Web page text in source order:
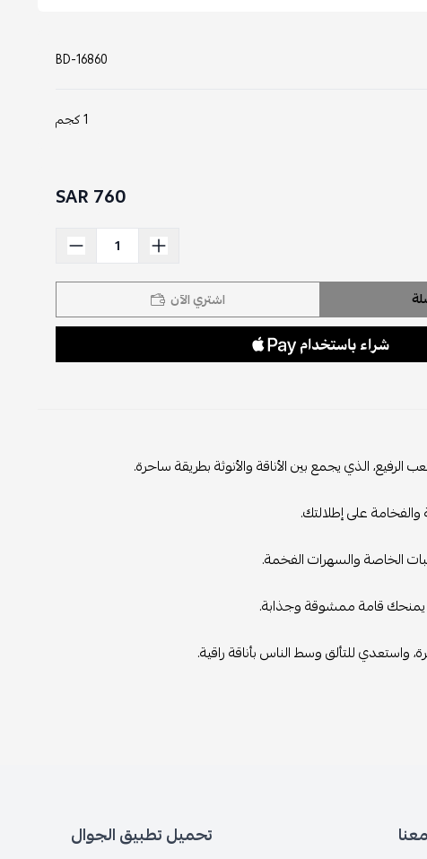
BD-16860
1 كجم
760 SAR
اشتري الآن
الذي يجمع بين الأناقة والأنوثة بطريقة ساحرة.
على إطلالتك.
الخاصة والسهرات الفخمة.
أنه يمنحك قامة ممشوقة وجذابة.
واستعدي للتألق وسط الناس بأناقة راقية.
تحميل تطبيق الجوال